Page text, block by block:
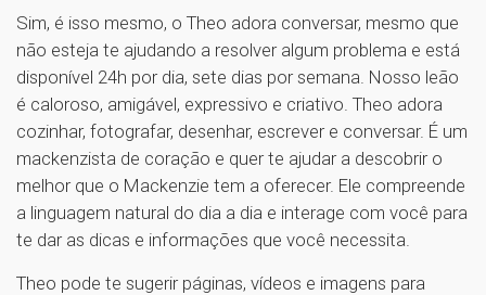
Sim, é isso mesmo, o Theo adora conversar, mesmo que
não esteja te ajudando a resolver algum problema e está
disponível 24h por dia, sete dias por semana. Nosso leão
é caloroso, amigável, expressivo e criativo. Theo adora
cozinhar, fotografar, desenhar, escrever e conversar. É um
mackenzista de coração e quer te ajudar a descobrir o
melhor que o Mackenzie tem a oferecer. Ele compreende
a linguagem natural do dia a dia e interage com você para
te dar as dicas e informações que você necessita.
Theo pode te sugerir páginas, vídeos e imagens para